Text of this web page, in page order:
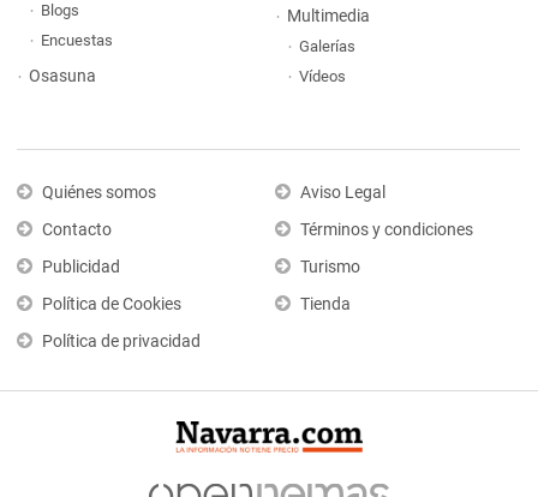
Blogs
Encuestas
Osasuna
Multimedia
Galerías
Vídeos
Quiénes somos
Contacto
Publicidad
Política de Cookies
Política de privacidad
Aviso Legal
Términos y condiciones
Turismo
Tienda